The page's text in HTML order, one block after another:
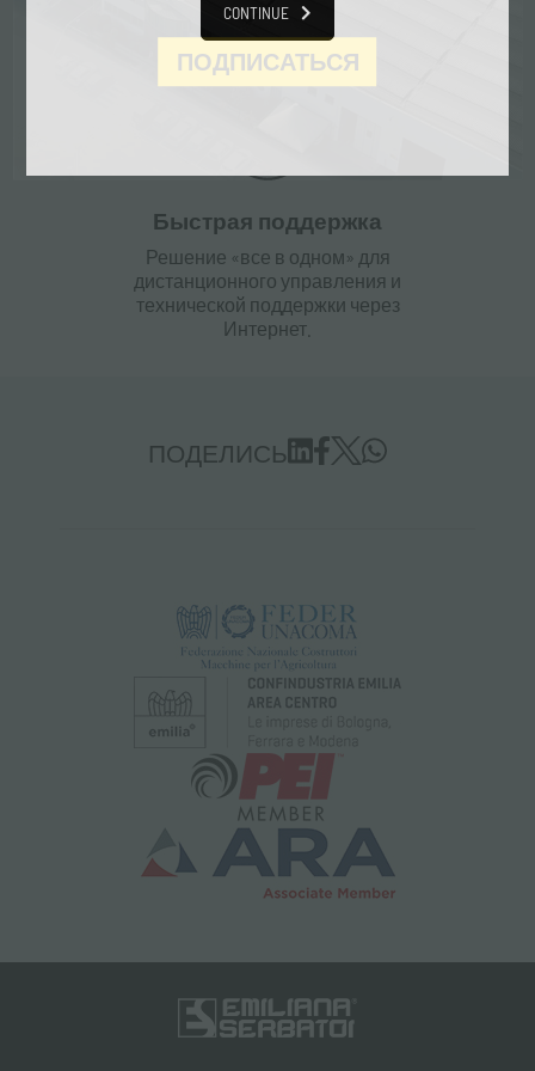
информации.
Быстрая поддержка
Решение «все в одном» для
дистанционного управления и
технической поддержки через
Интернет.
ПОДЕЛИСЬ
CONTINUE
ПОДПИСАТЬСЯ